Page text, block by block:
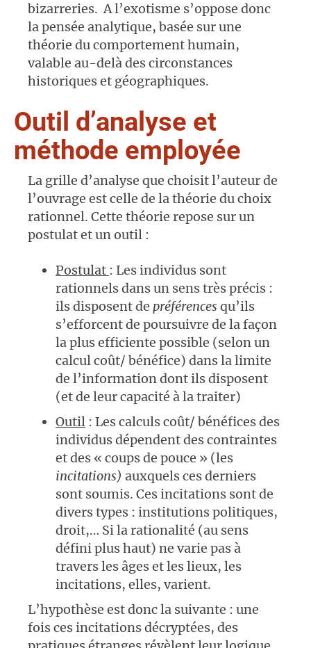
bizarreries. A l’exotisme s’oppose donc
la pensée analytique, basée sur une
théorie du comportement humain,
valable au-delà des circonstances
historiques et géographiques.
Outil d’analyse et
méthode employée
La grille d’analyse que choisit l’auteur de
l’ouvrage est celle de la théorie du choix
rationnel. Cette théorie repose sur un
postulat et un outil :
Postulat : Les individus sont
rationnels dans un sens très précis :
ils disposent de préférences qu’ils
s’efforcent de poursuivre de la façon
la plus efficiente possible (selon un
calcul coût/ bénéfice) dans la limite
de l’information dont ils disposent
(et de leur capacité à la traiter)
Outil : Les calculs coût/ bénéfices des
individus dépendent des contraintes
et des « coups de pouce » (les
incitations) auxquels ces derniers
sont soumis. Ces incitations sont de
divers types : institutions politiques,
droit,… Si la rationalité (au sens
défini plus haut) ne varie pas à
travers les âges et les lieux, les
incitations, elles, varient.
L’hypothèse est donc la suivante : une
fois ces incitations décryptées, des